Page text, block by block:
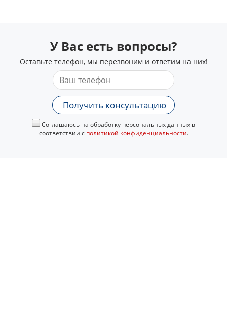
У Вас есть вопросы?
Оставьте телефон, мы перезвоним и ответим на них!
Получить консультацию
Соглашаюсь на обработку персональных данных в
соответствии с политикой конфиденциальности.